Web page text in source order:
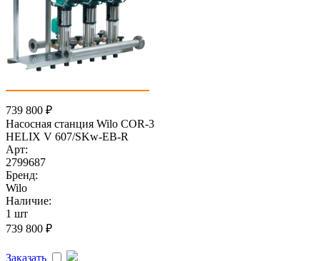
739 800 ₽
Насосная станция Wilo COR-3
HELIX V 607/SKw-EB-R
Арт:
2799687
Бренд:
Wilo
Наличие:
1 шт
739 800 ₽
Заказать